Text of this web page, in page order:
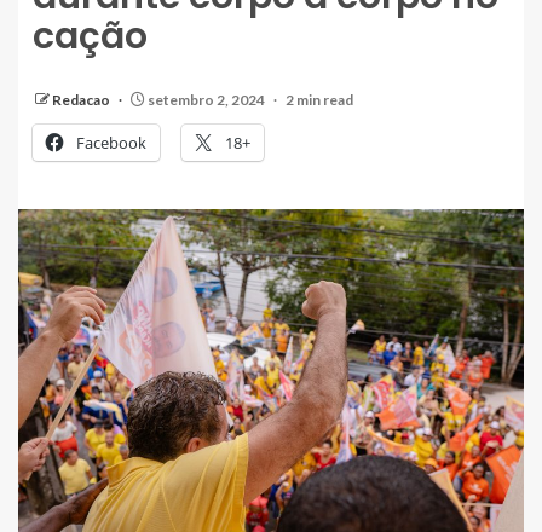
cação
Redacao setembro 2, 2024 2 min read
Facebook 18+